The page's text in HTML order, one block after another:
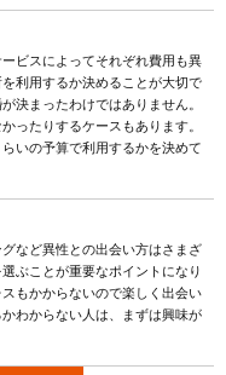
ビスによってそれぞれ費用も異
利用するか決めることが大切で
決まったわけではありません。
ったりするケースもあります。
いの予算で利用するかを決めて
など異性との出会い方はさまざ
ぶことが重要なポイントになり
もかからないので楽しく出会い
わからない人は、まずは興味が